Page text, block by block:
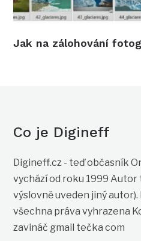
Jak na zálohování
Co je Digineff
Digineff.cz - teď občasník
vychází od roku 1999
výslovně uveden jiný autor).
všechna práva vyhrazena
zavináč gmail tečka com